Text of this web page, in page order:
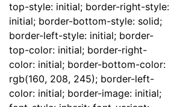
top-style: initial; border-right-style:
initial; border-bottom-style: solid;
border-left-style: initial; border-
top-color: initial; border-right-
color: initial; border-bottom-color:
rgb(160, 208, 245); border-left-
color: initial; border-image: initial;